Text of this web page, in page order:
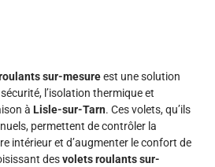
sur-mesureest une solution
l’isolation thermique et
à Lisle-sur-Tarn. Ces volets, qu’ils
permettent de contrôler la
intérieur et d’augmenter le confort de
desvolets roulants sur-